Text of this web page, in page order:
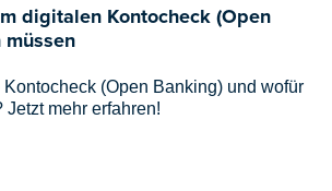
digitalen Kontocheck (Open
(Open Banking) und wofür
mehr erfahren!